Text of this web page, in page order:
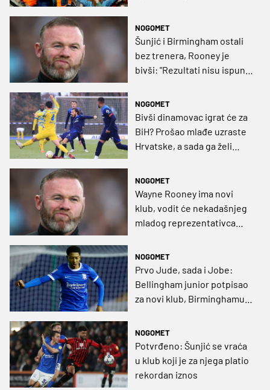
NOGOMET
Šunjić i Birmingham ostali
bez trenera, Rooney je
bivši: "Rezultati nisu ispunili
NOGOMET
Bivši dinamovac igrat će za
BiH? Prošao mlađe uzraste
Hrvatske, a sada ga želi
NOGOMET
Wayne Rooney ima novi
klub, vodit će nekadašnjeg
mladog reprezentativca
NOGOMET
Prvo Jude, sada i Jobe:
Bellingham junior potpisao
za novi klub, Birminghamu
NOGOMET
Potvrđeno: Šunjić se vraća
u klub koji je za njega platio
rekordan iznos